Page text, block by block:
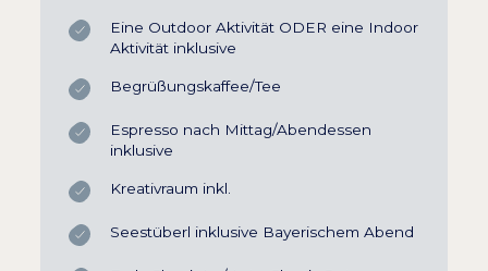
Eine Outdoor Aktivität ODER eine Indoor
Aktivität inklusive
Begrüßungskaffee/Tee
Espresso nach Mittag/Abendessen
inklusive
Kreativraum inkl.
Seestüberl inklusive Bayerischem Abend